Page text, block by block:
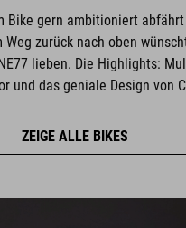
Bike gern ambitioniert
Weg zurück nach oben
lieben. Die Highlights:
und das geniale Design von
ZEIGE ALLE BIKES